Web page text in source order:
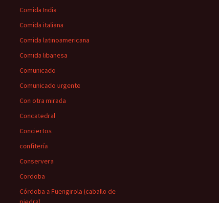
Comida India
Comida italiana
Comida latinoamericana
Comida libanesa
Comunicado
Comunicado urgente
Con otra mirada
Concatedral
Conciertos
confitería
Conservera
Cordoba
Córdoba a Fuengirola (caballo de